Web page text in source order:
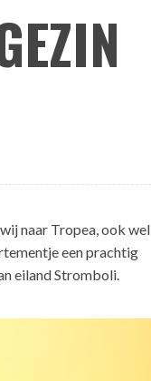
naar Tropea, ook wel
een prachtig
eiland Stromboli.